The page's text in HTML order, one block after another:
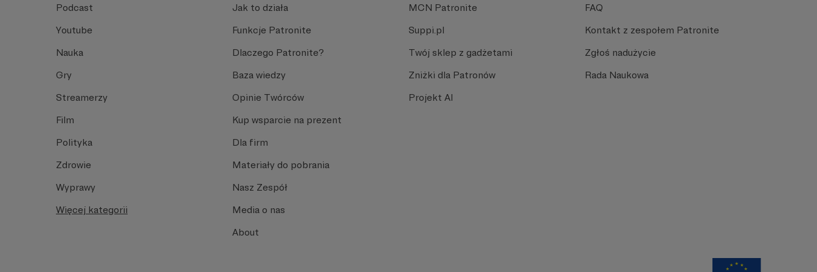
Podcast
Youtube
Nauka
Gry
Streamerzy
Film
Polityka
Zdrowie
Wyprawy
Więcej kategorii
Jak to działa
Funkcje Patronite
Dlaczego Patronite?
Baza wiedzy
Opinie Twórców
Kup wsparcie na prezent
Dla firm
Materiały do pobrania
Nasz Zespół
Media o nas
About
MCN Patronite
Suppi.pl
Twój sklep z gadżetami
Zniżki dla Patronów
Projekt AI
FAQ
Kontakt z zespołem Patronite
Zgłoś nadużycie
Rada Naukowa